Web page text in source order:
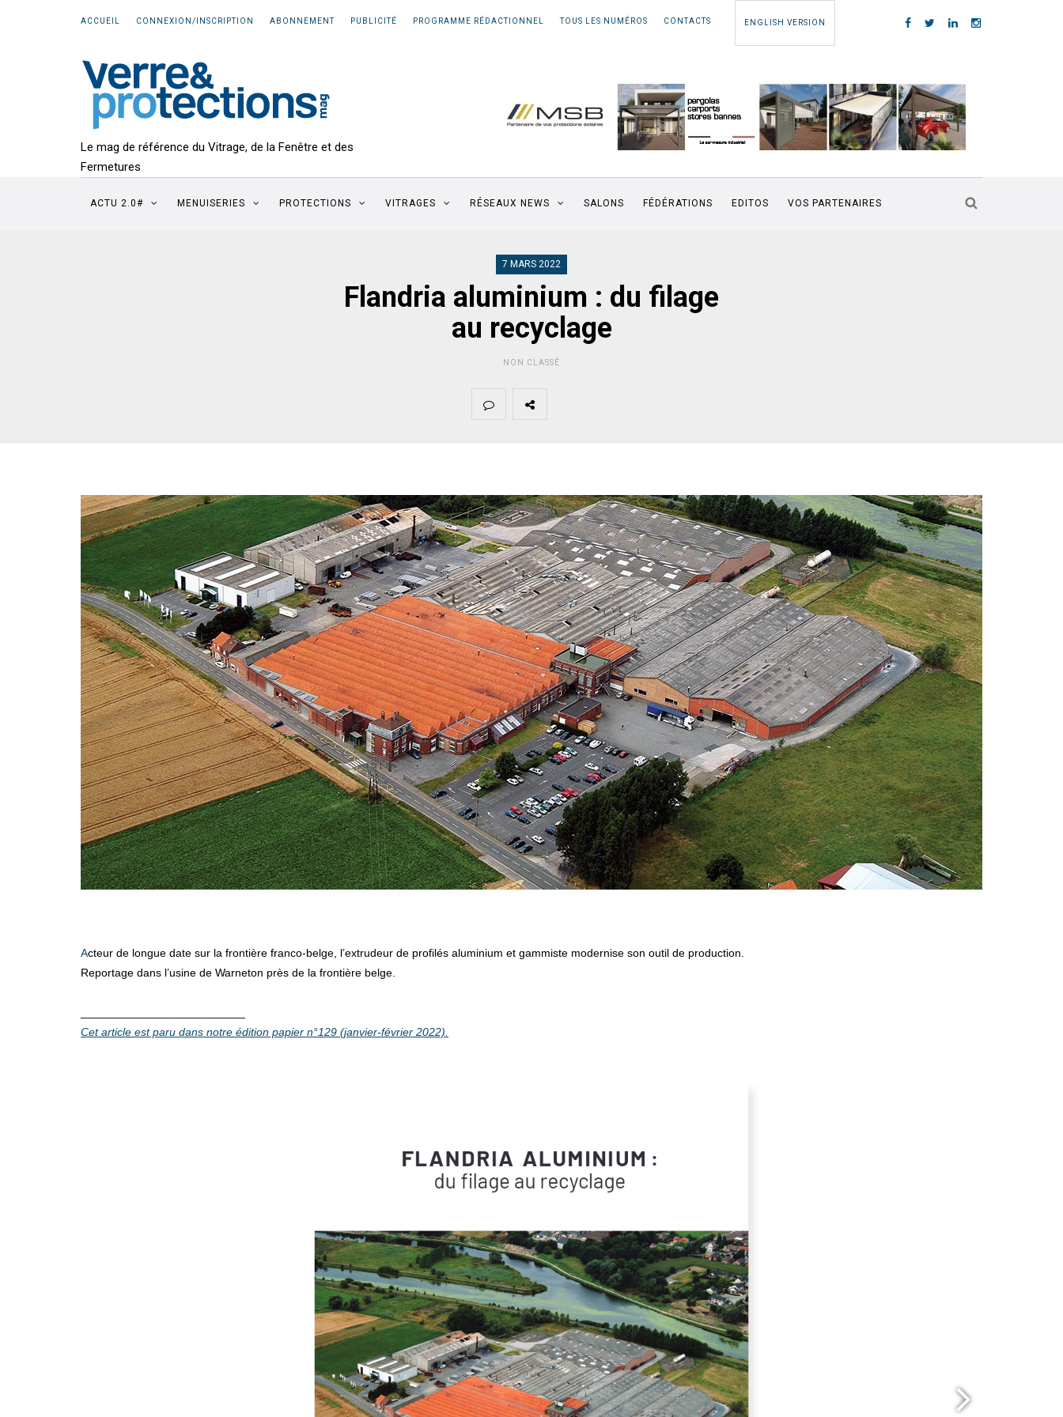
ACCUEIL CONNEXION/INSCRIPTION ABONNEMENT PUBLICITÉ PROGRAMME RÉDACTIONNEL TOUS LES NUMÉROS CONTACTS ENGLISH VERSION
Le mag de référence du Vitrage, de la Fenêtre et des
Fermetures
ACTU 2.0# MENUISERIES PROTECTIONS VITRAGES RÉSEAUX NEWS SALONS FÉDÉRATIONS EDITOS VOS PARTENAIRES
7 MARS 2022
Flandria aluminium : du filage
au recyclage
NON CLASSÉ
Acteur de longue date sur la frontière franco-belge, l’extrudeur de profilés aluminium et gammiste modernise son outil de production.
Reportage dans l’usine de Warneton près de la frontière belge.
Cet article est paru dans notre édition papier n°129 (janvier-février 2022).